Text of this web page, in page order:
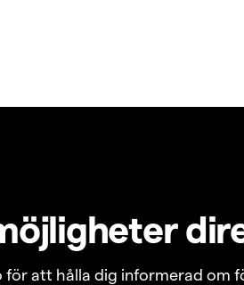
att hålla dig informerad om